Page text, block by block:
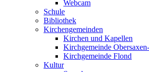
Webcam
Schule
Bibliothek
Kirchengemeinden
Kirchen und Kapellen
Kirchgemeinde
Kirchgemeinde Flond
Kultur